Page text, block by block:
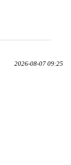
2026-08-07 09:25